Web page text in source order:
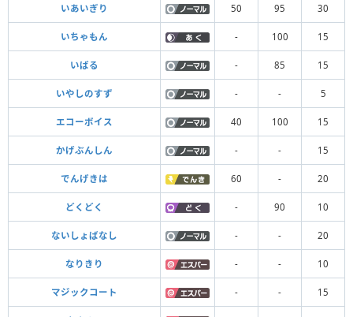
いあいぎり 50 95 30
いちゃもん - 100 15
いばる - 85 15
いやしのすず - - 5
エコーボイス 40 100 15
かげぶんしん - - 15
でんげきは 60 - 20
どくどく - 90 10
ないしょばなし - - 20
なりきり - - 10
マジックコート - - 15